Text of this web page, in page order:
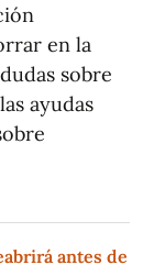
en la
sobre
ayudas
antes de